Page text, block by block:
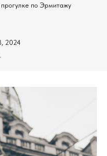
по Эрмитажу
2024